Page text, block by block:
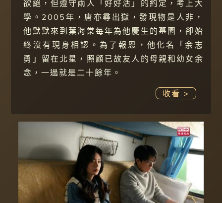
欲絕，但遵守兩人「好好活」的約定，考上大
學。2005年，唐亦尋出獄，發現物是人非，
他默默來到葉海棠每年為他慶生的墓園，卻始
終沒有現身相認。為了報恩，他化名「余志
勇」留在北星，照顧已故友人的母親和幼女余
念，一過就是二十餘年。
收看 >